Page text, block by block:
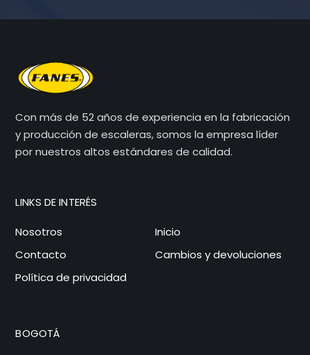
Con más de 52 años de experiencia en la fabricación
y producción de escaleras, somos la empresa líder
por nuestros altos estándares de calidad.
LINKS DE INTERÉS
Nosotros
Inicio
Contacto
Cambios y devoluciones
Política de privacidad
BOGOTÁ